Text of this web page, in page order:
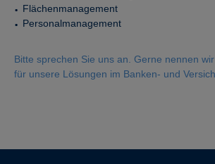
Flächenmanagement
Personalmanagement
Bitte sprechen Sie uns an. Gerne nennen
für unsere Lösungen im Banken- undRacoon